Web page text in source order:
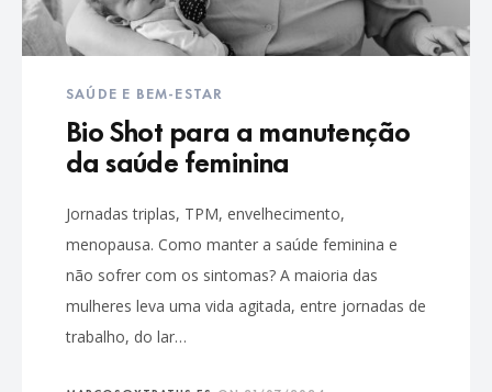
SAÚDE E BEM-ESTAR
Bio Shot para a manutenção
da saúde feminina
Jornadas triplas, TPM, envelhecimento,
menopausa. Como manter a saúde feminina e
não sofrer com os sintomas? A maioria das
mulheres leva uma vida agitada, entre jornadas de
trabalho, do lar…